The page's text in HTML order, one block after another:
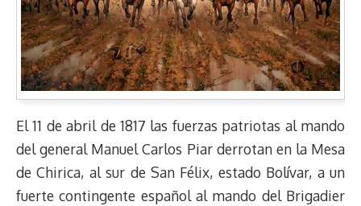
El 11 de abril de 1817 las fuerzas patriotas al mando
del general Manuel Carlos Piar derrotan en la Mesa
de Chirica, al sur de San Félix, estado Bolívar, a un
fuerte contingente español al mando del Brigadier